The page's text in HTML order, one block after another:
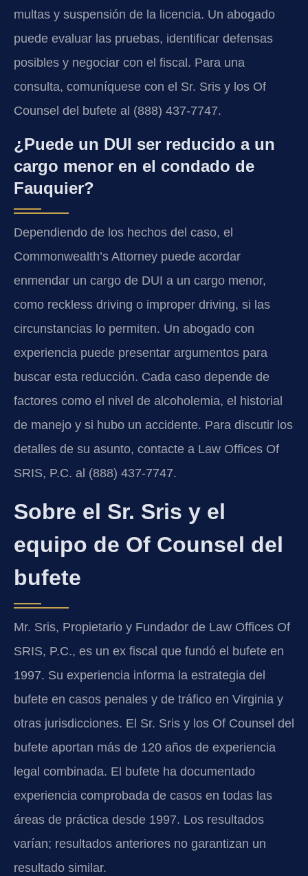
multas y suspensión de la licencia. Un abogado
puede evaluar las pruebas, identificar defensas
posibles y negociar con el fiscal. Para una
consulta, comuníquese con el Sr. Sris y los Of
Counsel del bufete al (888) 437-7747.
¿Puede un DUI ser reducido a un
cargo menor en el condado de
Fauquier?
Dependiendo de los hechos del caso, el
Commonwealth’s Attorney puede acordar
enmendar un cargo de DUI a un cargo menor,
como reckless driving o improper driving, si las
circunstancias lo permiten. Un abogado con
experiencia puede presentar argumentos para
buscar esta reducción. Cada caso depende de
factores como el nivel de alcoholemia, el historial
de manejo y si hubo un accidente. Para discutir los
detalles de su asunto, contacte a Law Offices Of
SRIS, P.C. al (888) 437-7747.
Sobre el Sr. Sris y el
equipo de Of Counsel del
bufete
Mr. Sris, Propietario y Fundador de Law Offices Of
SRIS, P.C., es un ex fiscal que fundó el bufete en
1997. Su experiencia informa la estrategia del
bufete en casos penales y de tráfico en Virginia y
otras jurisdicciones. El Sr. Sris y los Of Counsel del
bufete aportan más de 120 años de experiencia
legal combinada. El bufete ha documentado
experiencia comprobada de casos en todas las
áreas de práctica desde 1997. Los resultados
varían; resultados anteriores no garantizan un
resultado similar.